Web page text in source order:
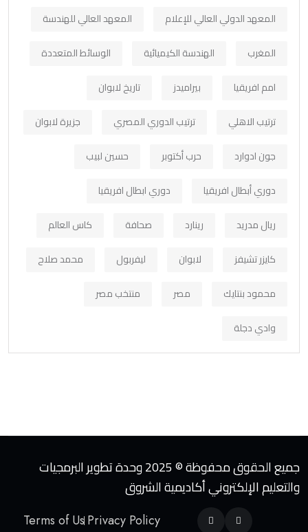
المعهد الدولي العالي للإعلام
المعهد العالي للهندسة
المغرب
الهندسة الكيميائية
الوسائط المتعددة
امم افريقيا
بيراميدز
تاريخ لابوان
ترتيب الاهلي
ترتيب الدوري المصري
جزيرة لابوان
جون ادوارد
حرب أكتوبر
حسين لبيب
دوري أبطال افريقيا
دوري ابطال افريقيا
ريال مدريد
رينارد صحافة
كاس العالم
كايزر تشيفز
لابوان ليفربول
محمد صلاح
محمود بنتايك
مصر
منتخب مصر
وادي دجلة
جميع الحقوق محفوظة © 2025 وحدة تطوير البرمجيات
والتعليم الإلكتروني أكاديمية الشروق
Terms of UsPrivacy Policy